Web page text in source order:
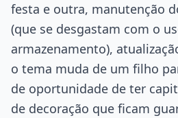
festa e outra, manutenção
(que se desgastam com o
armazenamento),
o tema muda de um filho
de oportunidade de ter
de decoração que ficam